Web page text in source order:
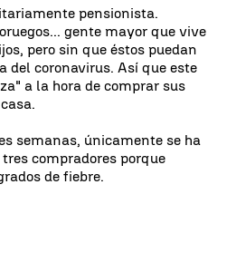
pensionista.
gente mayor que vive
pero sin que éstos puedan
del coronavirus. Así que este
a la hora de comprar sus
semanas, únicamente se ha
compradores porque
de fiebre.